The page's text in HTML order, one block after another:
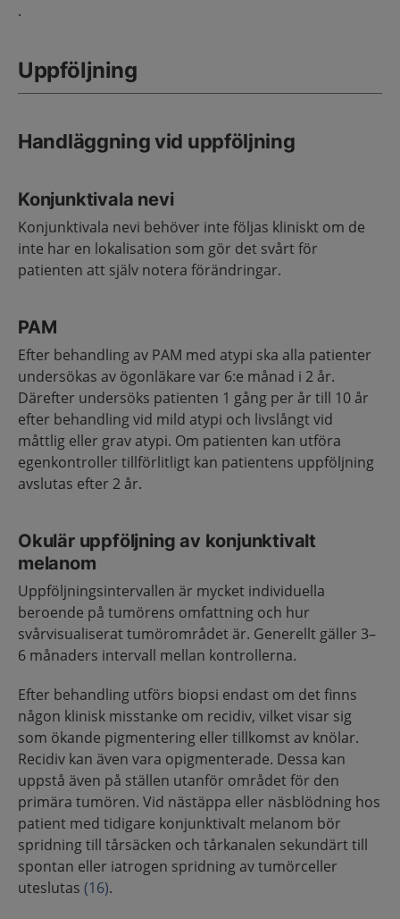
.
Uppföljning
Handläggning vid uppföljning
Konjunktivala nevi
Konjunktivala nevi behöver inte följas kliniskt om de
inte har en lokalisation som gör det svårt för
patienten att själv notera förändringar.
PAM
Efter behandling av PAM med atypi ska alla patienter
undersökas av ögonläkare var 6:e månad i 2 år.
Därefter undersöks patienten 1 gång per år till 10 år
efter behandling vid mild atypi och livslångt vid
måttlig eller grav atypi. Om patienten kan utföra
egenkontroller tillförlitligt kan patientens uppföljning
avslutas efter 2 år.
Okulär uppföljning av konjunktivalt
melanom
Uppföljningsintervallen är mycket individuella
beroende på tumörens omfattning och hur
svårvisualiserat tumörområdet är. Generellt gäller 3–
6 månaders intervall mellan kontrollerna.
Efter behandling utförs biopsi endast om det finns
någon klinisk misstanke om recidiv, vilket visar sig
som ökande pigmentering eller tillkomst av knölar.
Recidiv kan även vara opigmenterade. Dessa kan
uppstå även på ställen utanför området för den
primära tumören. Vid nästäppa eller näsblödning hos
patient med tidigare konjunktivalt melanom bör
spridning till tårsäcken och tårkanalen sekundärt till
spontan eller iatrogen spridning av tumörceller
uteslutas (16).